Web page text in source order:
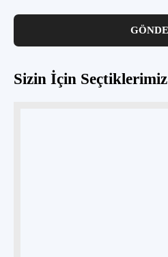
Sizin İçin Seçtiklerimiz